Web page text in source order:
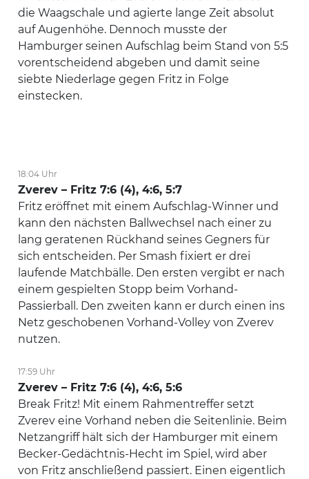
die Waagschale und agierte lange Zeit absolut
auf Augenhöhe. Dennoch musste der
Hamburger seinen Aufschlag beim Stand von 5:5
vorentscheidend abgeben und damit seine
siebte Niederlage gegen Fritz in Folge
einstecken.
18:04 Uhr
Zverev – Fritz 7:6 (4), 4:6, 5:7
Fritz eröffnet mit einem Aufschlag-Winner und
kann den nächsten Ballwechsel nach einer zu
lang geratenen Rückhand seines Gegners für
sich entscheiden. Per Smash fixiert er drei
laufende Matchbälle. Den ersten vergibt er nach
einem gespielten Stopp beim Vorhand-
Passierball. Den zweiten kann er durch einen ins
Netz geschobenen Vorhand-Volley von Zverev
nutzen.
17:59 Uhr
Zverev – Fritz 7:6 (4), 4:6, 5:6
Break Fritz! Mit einem Rahmentreffer setzt
Zverev eine Vorhand neben die Seitenlinie. Beim
Netzangriff hält sich der Hamburger mit einem
Becker-Gedächtnis-Hecht im Spiel, wird aber
von Fritz anschließend passiert. Einen eigentlich